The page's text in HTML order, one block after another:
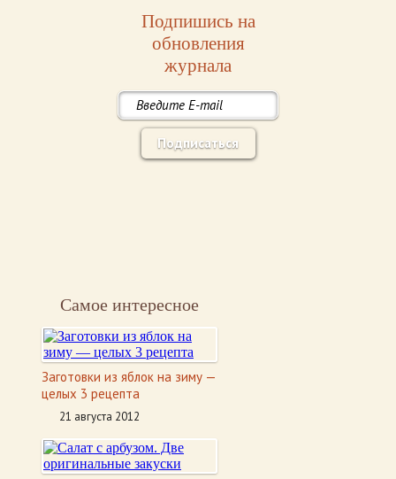
Подпишись на
обновления
журнала
Подписаться
Самое интересное
Заготовки из яблок на зиму —
целых 3 рецепта
21 августа 2012